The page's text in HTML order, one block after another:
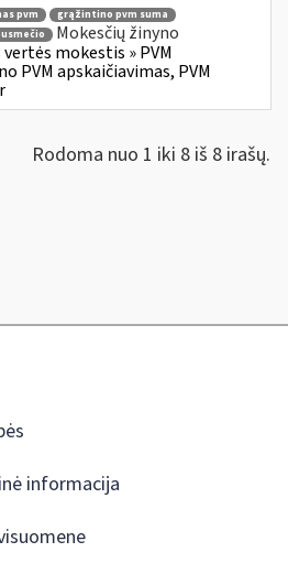
pvm
grąžintino pvm suma
Mokesčių žinyno
mokestis » PVM
PVM apskaičiavimas, PVM
Rodoma nuo 1 iki 8 iš 8 irašų.
informacija